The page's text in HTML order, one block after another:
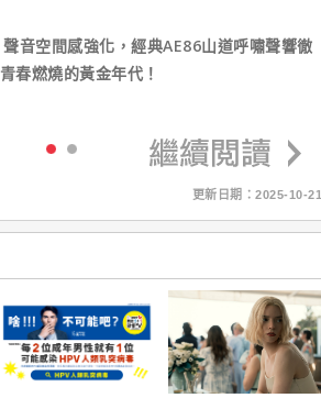
音空間感強化，經典AE86山道呼嘯聲響徹
春燃燒的黃金年代！
更新日期：2025-10-21